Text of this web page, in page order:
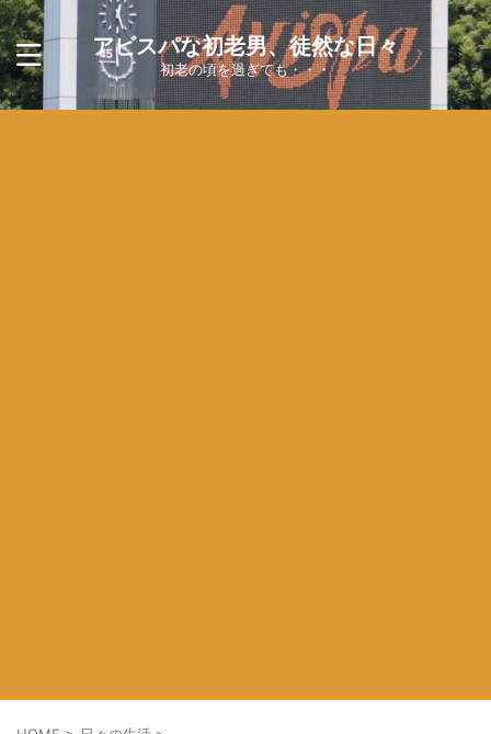
アビスパな初老男、徒然な日々
初老の頃を過ぎても・・・